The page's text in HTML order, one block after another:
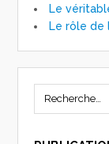
Le
Le rôle de